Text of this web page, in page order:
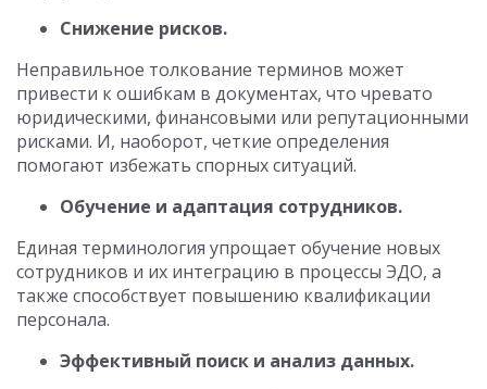
Снижение рисков.
Неправильное толкование терминов может
привести к ошибкам в документах, что чревато
юридическими, финансовыми или репутационными
рисками. И, наоборот, четкие определения
помогают избежать спорных ситуаций.
Обучение и адаптация сотрудников.
Единая терминология упрощает обучение новых
сотрудников и их интеграцию в процессы ЭДО, а
также способствует повышению квалификации
персонала.
Эффективный поиск и анализ данных.